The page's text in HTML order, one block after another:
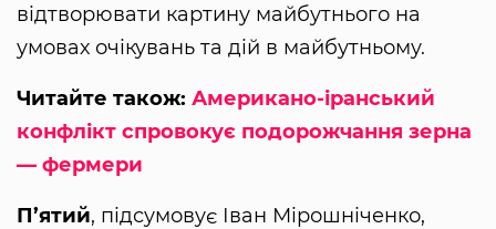
відтворювати картину майбутнього на
умовах очікувань та дій в майбутньому.
Читайте також: Американо-іранський
конфлікт спровокує подорожчання зерна
— фермери
П’ятий, підсумовує Іван Мірошніченко,